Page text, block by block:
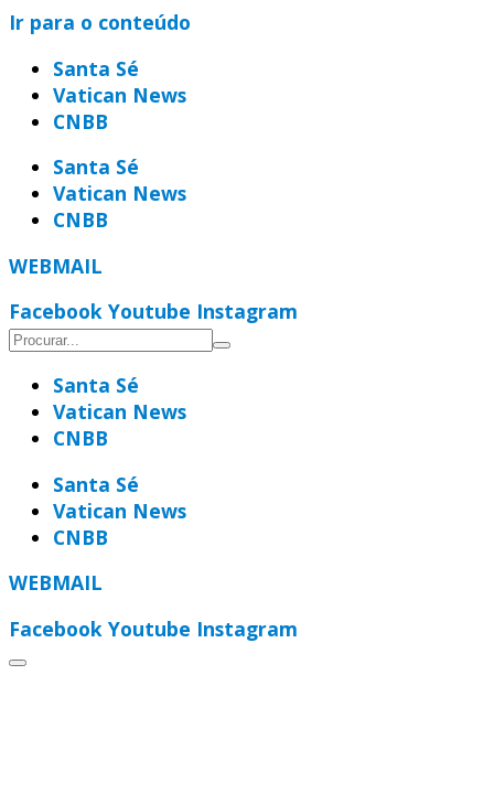
Ir para o conteúdo
Santa Sé
Vatican News
CNBB
Santa Sé
Vatican News
CNBB
WEBMAIL
Facebook Youtube Instagram
Santa Sé
Vatican News
CNBB
Santa Sé
Vatican News
CNBB
WEBMAIL
Facebook Youtube Instagram